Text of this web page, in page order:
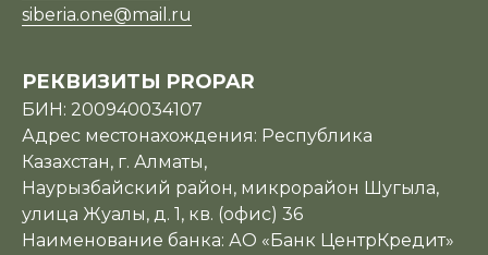
siberia.one@mail.ru
РЕКВИЗИТЫ PROPAR
БИН: 200940034107
Адрес местонахождения: Республика
Казахстан, г. Алматы,
Наурызбайский район, микрорайон Шугыла,
улица Жуалы, д. 1, кв. (офис) 36
Наименование банка: АО «Банк ЦентрКредит»